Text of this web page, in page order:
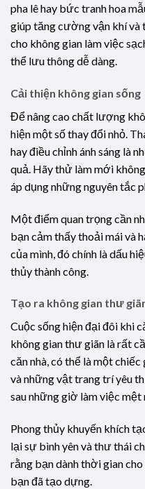
pha lê hay bức tranh hoa
giúp tăng cường vận khí
cho không gian làm việc
thể lưu thông dễ dàng.
Cải thiện không gian sống
Để nâng cao chất lượng
hiện một số thay đổi nhỏ.
hay điều chỉnh ánh sáng là
quả. Hãy thử làm mới
áp dụng những nguyên tắc
Một điểm quan trọng cần
bạn cảm thấy thoải mái và
của mình, đó chính là dấu
thủy thành công.
Tạo ra không gian thư
Cuộc sống hiện đại đôi khi
không gian thư giãn là rất
căn nhà, có thể là một chiếc
và những vật trang trí yêu
sau những giờ làm việc mệt
Phong thủy khuyến khích
lại sự bình yên và thư thái
rằng bạn dành thời gian
bạn đã tạo dựng.